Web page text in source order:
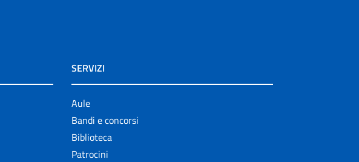
SERVIZI
Aule
Bandi e concorsi
Biblioteca
Patrocini